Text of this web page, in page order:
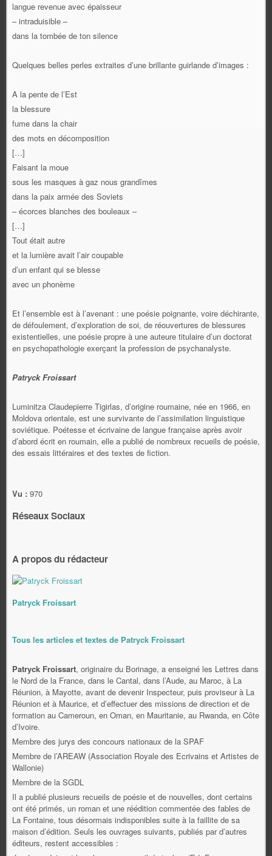
langue revenue avec épaisseur
– intraduisible –
dans la tombée de ton silence
Quelques belles perles extraites d’une brillante guirlande d’images :
A la pente de l’Est
la blessure
fume dans la chair
des mots en décomposition
[…]
Faisant la moue
sous les masques à gaz nous grandîmes
dans la paix armée des Soviets
– écorces blanches des bouleaux –
[…]
Tout était autre
et la lumière avait l’air coupable
d’un enfant qui se blesse
avec un phonème
Et l’ensemble est à l’avenant : une poésie poignante, voire déchirante,
de défoulement, d’exploration de soi, de réouvertures de blessures
existentielles, une poésie propre à une auteure titulaire d’un doctorat
en psychopathologie exerçant la profession de psychanalyste.
Patryck Froissart
Luminitza Claudepierre Tigirlas, d’origine roumaine, née en 1966, en
Moldova orientale, est une survivante de l’assimilation linguistique
soviétique. Poétesse et écrivaine de langue française après avoir
d’abord écrit en roumain, elle a publié de nombreux recueils de poésie,
des essais littéraires et des textes de fiction.
Vu : 970
Réseaux Sociaux
A propos du rédacteur
Patryck Froissart
Tous les articles et textes de Patryck Froissart
Patryck Froissart, originaire du Borinage, a enseigné les Lettres dans
le Nord de la France, dans le Cantal, dans l’Aude, au Maroc, à La
Réunion, à Mayotte, avant de devenir Inspecteur, puis proviseur à La
Réunion et à Maurice, et d’effectuer des missions de direction et de
formation au Cameroun, en Oman, en Mauritanie, au Rwanda, en Côte
d’Ivoire.
Membre des jurys des concours nationaux de la SPAF
Membre de l’AREAW (Association Royale des Ecrivains et Artistes de
Wallonie)
Membre de la SGDL
Il a publié plusieurs recueils de poésie et de nouvelles, dont certains
ont été primés, un roman et une réédition commentée des fables de
La Fontaine, tous désormais indisponibles suite à la faillite de sa
maison d’édition. Seuls les ouvrages suivants, publiés par d’autres
éditeurs, restent accessibles :